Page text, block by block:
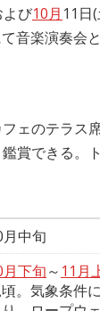
よび10月 11日
音楽演奏会と
ェのテラス
賞できる。
月中旬
月下旬～ 11月
頃。気象条件